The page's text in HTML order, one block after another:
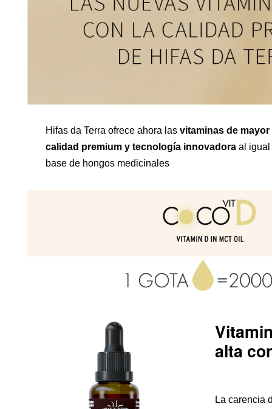
Hifas da Terra ofrece ahora las vitaminas de
calidad premium y tecnología innovadoraal igual
base de hongos medicinales
alta
La carencia